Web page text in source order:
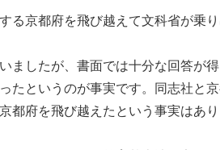
る京都府を飛び越えて文科省が乗
したが、書面では十分な回答が
たというのが事実です。同志社と
都府を飛び越えたという事実はあり